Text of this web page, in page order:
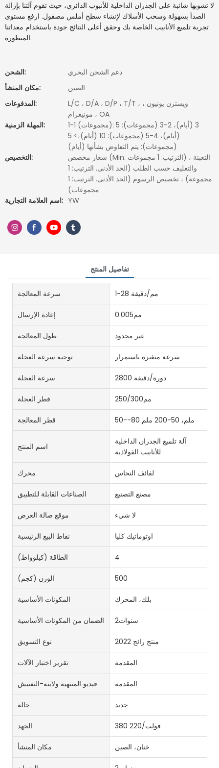
لا تشوبها شائبة على الجدران الداخلية للأنبوب الدائري، حيث تقوم آلتنا بإزالة
الصدأ بسهولة وسحب الأسلاك لإنشاء سطح أملس مصقول. ارفع مستوى
تجربة تلميع الأنابيب الخاصة بك وحقق أعلى النتائج جودة باستخدام معداتنا
المتطورة.
الشحن:
دعم الشحن البحري
مكان المنشأ:
الصين
المدفوعات:
L/C ، D/A ، D/P ، T/T ، ويسترن يونيون ،
مونيغرام ، OA
المهلة الزمنية:
1-1 (مجموعات): 3 (أيام)، 2-3 (مجموعات): 5
(أيام)، 4-5 (مجموعات): 10 (أيام)،> 5
(مجموعات): يتم التفاوض بشأنها (أيام)
التخصيص:
شعار مخصص (Min. الترتيب: 1 مجموعات) ، التعبئة
والتغليف حسب الطلب (الحد الأدنى. الترتيب: 1
مجموعة) ، تخصيص الرسوم (الحد الأدنى. الترتيب: 1
مجموعات)
اسم العلامة التجارية: YW
تفاصيل المنتج
سرعة المعالجة 1-28 مم/دقيقة
إعادة الإرسال مم0.005
طول المعالجة غير محدود
توجيه سرعة العجلة سرعة متغيرة باستمرار
سرعة العجلة 2800 دورة/دقيقة
قطر العجلة مم250/300
قطر المعالجة 50--80 ملم، 50-200 ملم
اسم المنتج
آلة تلميع الجدران الداخلية
للأنابيب الفولاذية
محرك لفائف النحاس
الصناعات القابلة للتطبيق مصنع التصنيع
موقع صالة العرض لا شيء
نقاط البيع الرئيسية اوتوماتيك كليا
الطاقة (كيلوواط) 4
الوزن (كجم) 500
المكونات الأساسية بلك، المحرك
الضمان من المكونات الأساسية سنوات2
نوع التسويق منتج رائج 2022
تقرير اختبار الآلات المقدمة
فيديو المنتهية ولايته-التفتيش المقدمة
حالة جديد
الجهد 380 فولت/220
مكان المنشأ خنان، الصين